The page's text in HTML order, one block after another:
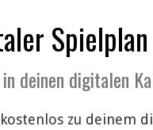
Spielplan
deinen digitalen
kostenlos zu